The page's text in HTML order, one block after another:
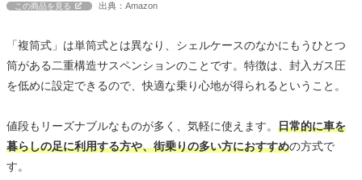
この商品を見る 出典：Amazon
「複筒式」は単筒式とは異なり、シェルケースのなかにもうひとつ
筒がある二重構造サスペンションのことです。特徴は、封入ガス圧
を低めに設定できるので、快適な乗り心地が得られるということ。
値段もリーズナブルなものが多く、気軽に使えます。 日常的に車を
暮らしの足に利用する方や、街乗りの多い方におすすめの方式で
す。